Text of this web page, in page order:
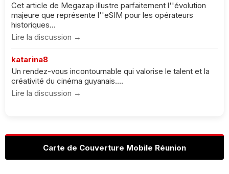
Cet article de Megazap illustre parfaitement l''évolution
majeure que représente l''eSIM pour les opérateurs
historiques...
Lire la discussion →
katarina8
Un rendez-vous incontournable qui valorise le talent et la
créativité du cinéma guyanais....
Lire la discussion →
Carte de Couverture Mobile Réunion